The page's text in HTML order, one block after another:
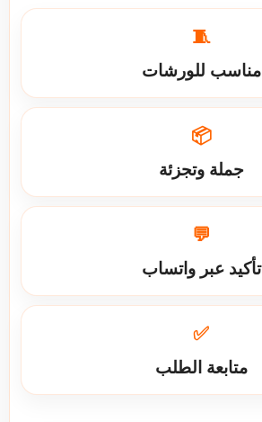
🧵
مناسب للورشات
📦
جملة وتجزئة
💬
تأكيد عبر واتساب
✅
متابعة الطلب